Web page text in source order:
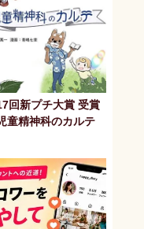
回新プチ大賞 受賞
童精神科のカルテ